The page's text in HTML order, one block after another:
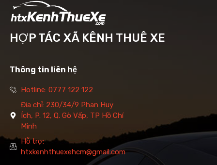
HỢP TÁC XÃ KÊNH THUÊ XE
Thông tin liên hệ
Hotline: 0777 122 122
Địa chỉ: 230/34/9 Phan Huy
Ích, P. 12, Q. Gò Vấp, TP Hồ Chí
Minh
Hỗ trợ:
htxkenhthuexehcm@gmail.com